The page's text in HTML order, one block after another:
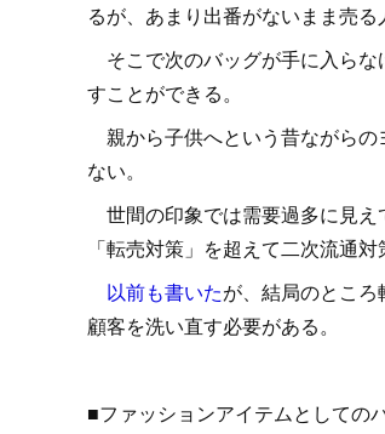
るが、あまり出番がないまま売る
そこで次のバッグが手に入らな
すことができる。
親から子供へという昔ながらの
ない。
世間の印象では需要過多に見え
「転売対策」を超えて二次流通
以前も書いたが、結局のところ
顧客を洗い直す必要がある。
■ファッションアイテムとしての